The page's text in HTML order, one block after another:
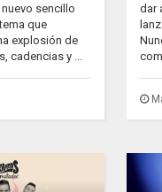
sencillo
que
explosión de
cadencias y ...
dar